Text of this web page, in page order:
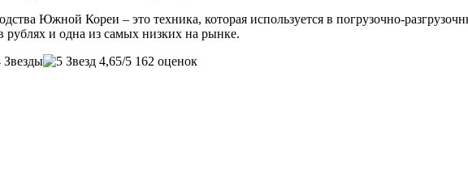
Южной Кореи – это техника, которая используется в погрузочно-
рублях и одна из самых низких на рынке.
4,65/5 162 оценок